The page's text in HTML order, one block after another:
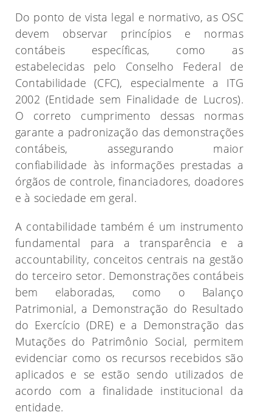
Do ponto de vista legal e normativo, as OSC
devem observar princípios e normas
contábeis específicas, como as
estabelecidas pelo Conselho Federal de
Contabilidade (CFC), especialmente a ITG
2002 (Entidade sem Finalidade de Lucros).
O correto cumprimento dessas normas
garante a padronização das demonstrações
contábeis, assegurando maior
confiabilidade às informações prestadas a
órgãos de controle, financiadores, doadores
e à sociedade em geral.
A contabilidade também é um instrumento
fundamental para a transparência e a
accountability, conceitos centrais na gestão
do terceiro setor. Demonstrações contábeis
bem elaboradas, como o Balanço
Patrimonial, a Demonstração do Resultado
do Exercício (DRE) e a Demonstração das
Mutações do Patrimônio Social, permitem
evidenciar como os recursos recebidos são
aplicados e se estão sendo utilizados de
acordo com a finalidade institucional da
entidade.